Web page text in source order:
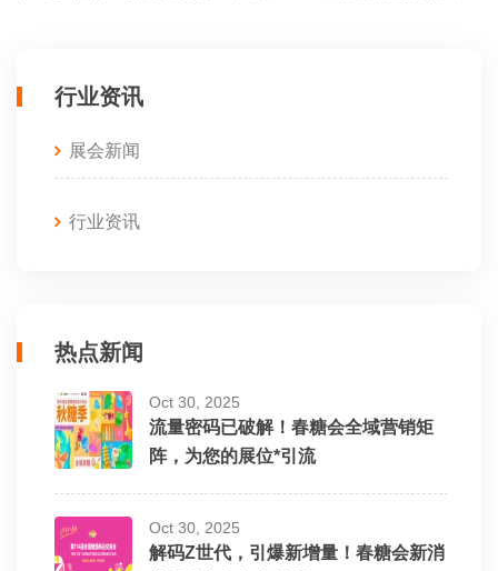
行业资讯
展会新闻
行业资讯
热点新闻
Oct 30, 2025
流量密码已破解！春糖会全域营销矩
阵，为您的展位*引流
Oct 30, 2025
解码Z世代，引爆新增量！春糖会新消